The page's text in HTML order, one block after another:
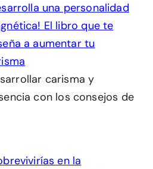
una personalidad
El libro que te
a aumentar tu
carisma y
con los consejos de
en la